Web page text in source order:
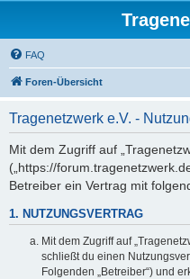
FAQ
Foren-Übersicht
Tragenetzwerk e.V. -
Mit dem Zugriff auf
(„https://
Betreiber ein Vertrag mit
1. NUTZUNGSVERTRAG
Mit dem Zugriff auf
schließt du einen
Folgenden „Betreiber“) und